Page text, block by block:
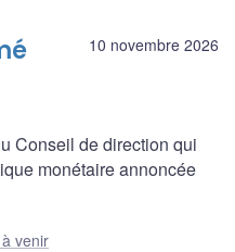
10 novembre 2026
Conseil de direction qui
monétaire annoncée
venir